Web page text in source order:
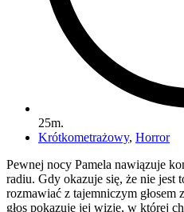
25m.
Krótkometrażowy, Horror
Pewnej nocy Pamela nawiązuje
radiu. Gdy okazuje się, że nie jest
rozmawiać z tajemniczym
głos pokazuje jej wizję, w której